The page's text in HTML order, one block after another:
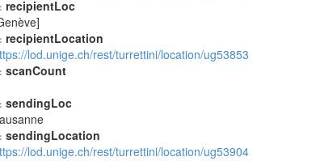
recipientLoc
recipientLocation
lod.unige.ch/rest/turrettini/location/ug53853
scanCount
sendingLoc
sendingLocation
lod.unige.ch/rest/turrettini/location/ug53904